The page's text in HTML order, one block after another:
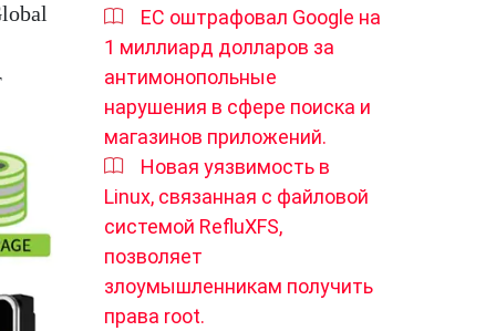
ЕС оштрафовал Google на
1 миллиард долларов за
антимонопольные
нарушения в сфере поиска и
магазинов приложений.
Новая уязвимость в
Linux, связанная с файловой
системой RefluXFS,
позволяет
злоумышленникам получить
права root.